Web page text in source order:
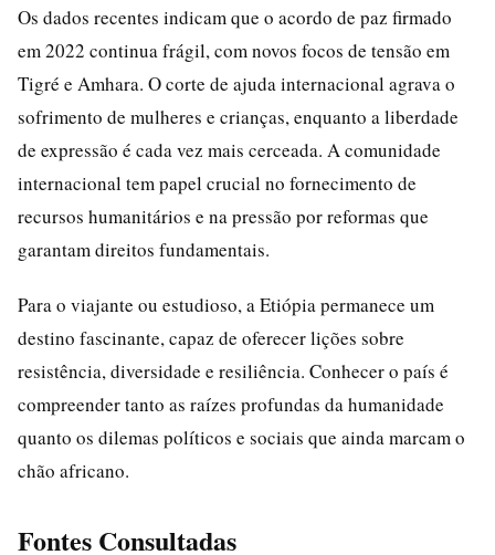
Os dados recentes indicam que o acordo de paz firmado
em 2022 continua frágil, com novos focos de tensão em
Tigré e Amhara. O corte de ajuda internacional agrava o
sofrimento de mulheres e crianças, enquanto a liberdade
de expressão é cada vez mais cerceada. A comunidade
internacional tem papel crucial no fornecimento de
recursos humanitários e na pressão por reformas que
garantam direitos fundamentais.
Para o viajante ou estudioso, a Etiópia permanece um
destino fascinante, capaz de oferecer lições sobre
resistência, diversidade e resiliência. Conhecer o país é
compreender tanto as raízes profundas da humanidade
quanto os dilemas políticos e sociais que ainda marcam o
chão africano.
Fontes Consultadas